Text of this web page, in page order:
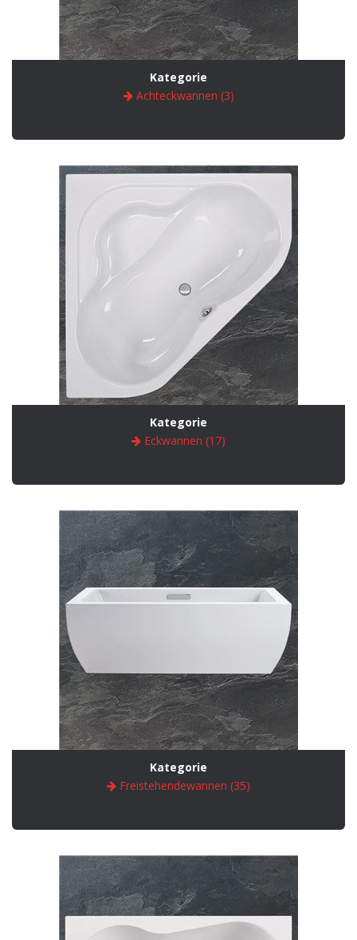
Kategorie
Achteckwannen (3)
Kategorie
Eckwannen (17)
Kategorie
Freistehendewannen (35)